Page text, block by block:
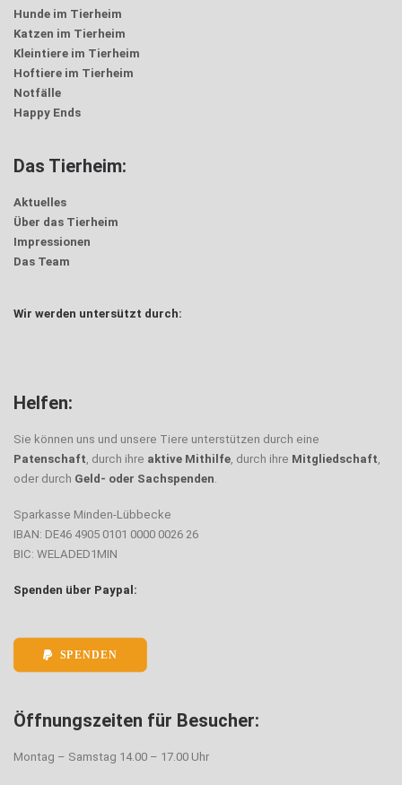
Hunde im Tierheim
Katzen im Tierheim
Kleintiere im Tierheim
Hoftiere im Tierheim
Notfälle
Happy Ends
Das Tierheim:
Aktuelles
Über das Tierheim
Impressionen
Das Team
Wir werden untersützt durch:
Helfen:
Sie können uns und unsere Tiere unterstützen durch eine
Patenschaft, durch ihre aktive Mithilfe, durch ihre Mitgliedschaft,
oder durch Geld- oder Sachspenden.
Sparkasse Minden-Lübbecke
IBAN: DE46 4905 0101 0000 0026 26
BIC: WELADED1MIN
Spenden über Paypal:
SPENDEN
Öffnungszeiten für Besucher:
Montag – Samstag 14.00 – 17.00 Uhr